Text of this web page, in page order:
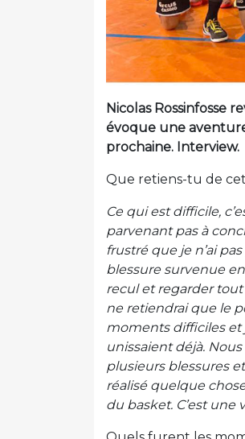
Nicolas Rossinfosse
évoque une
prochaine. Interview.
Que retiens-tu de
Ce qui est difficile,
parvenant pas à
frustré que je n’ai
blessure survenue
recul et regarder
ne retiendrai que le
moments difficiles et
unissaient déjà.
plusieurs blessures
réalisé quelque
du basket. C’est